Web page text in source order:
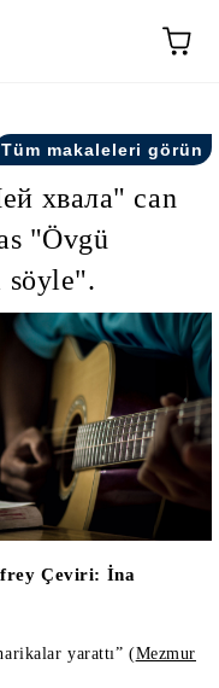
Tüm makaleleri görün
хвала" can
"Övgü
söyle".
Çeviri: İna
yarattı” (Mezmur